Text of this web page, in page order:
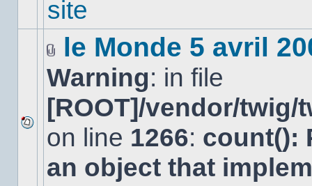
danssite
Aucun
nouveau
message
non-
joint(s)
le Monde 5 avril
Warning: in file
[ROOT]/vendor/
on line 1266: count():
an object that